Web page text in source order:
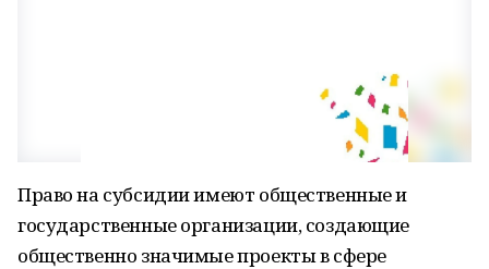
Право на субсидии имеют общественные и
государственные организации, создающие
общественно значимые проекты в сфере